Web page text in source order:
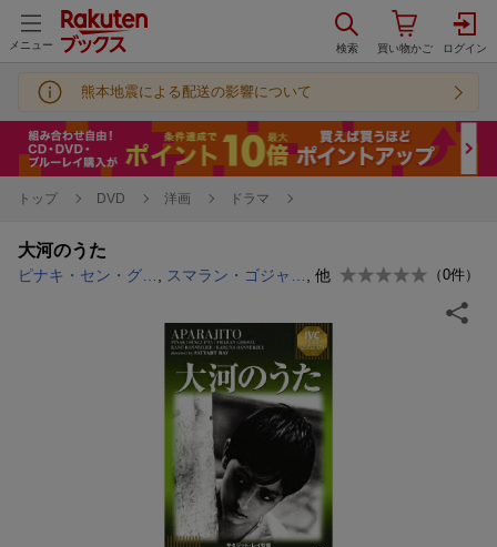
メニュー
熊本地震による配送の影響について
トップ DVD 洋画 ドラマ
大河のうた
, 他 （0件）